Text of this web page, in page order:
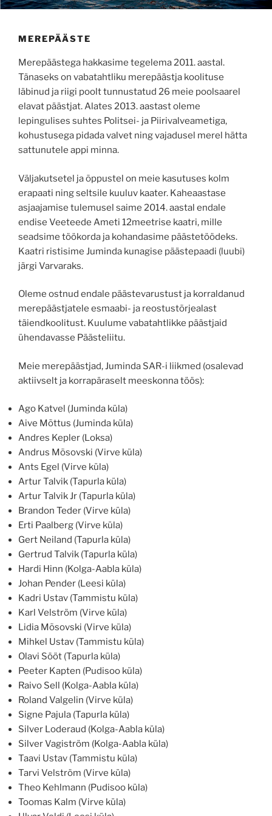
MEREPÄÄSTE
Merepäästega hakkasime tegelema 2011. aastal.
Tänaseks on vabatahtliku merepäästja koolituse
läbinud ja riigi poolt tunnustatud 26 meie poolsaarel
elavat päästjat. Alates 2013. aastast oleme
lepingulises suhtes Politsei- ja Piirivalveametiga,
kohustusega pidada valvet ning vajadusel merel hätta
sattunutele appi minna.
Väljakutsetel ja õppustel on meie kasutuses kolm
erapaati ning seltsile kuuluv kaater. Kaheaastase
asjaajamise tulemusel saime 2014. aastal endale
endise Veeteede Ameti 12meetrise kaatri, mille
seadsime töökorda ja kohandasime päästetöödeks.
Kaatri ristisime Juminda kunagise päästepaadi (luubi)
järgi Varvaraks.
Oleme ostnud endale päästevarustust ja korraldanud
merepäästjatele esmaabi- ja reostustõrjealast
täiendkoolitust. Kuulume vabatahtlikke päästjaid
ühendavasse Päästeliitu.
Meie merepäästjad, Juminda SAR-i liikmed (osalevad
aktiivselt ja korrapäraselt meeskonna töös):
Ago Katvel (Juminda küla)
Aive Mõttus (Juminda küla)
Andres Kepler (Loksa)
Andrus Mõsovski (Virve küla)
Ants Egel (Virve küla)
Artur Talvik (Tapurla küla)
Artur Talvik Jr (Tapurla küla)
Brandon Teder (Virve küla)
Erti Paalberg (Virve küla)
Gert Neiland (Tapurla küla)
Gertrud Talvik (Tapurla küla)
Hardi Hinn (Kolga-Aabla küla)
Johan Pender (Leesi küla)
Kadri Ustav (Tammistu küla)
Karl Velström (Virve küla)
Lidia Mõsovski (Virve küla)
Mihkel Ustav (Tammistu küla)
Olavi Sööt (Tapurla küla)
Peeter Kapten (Pudisoo küla)
Raivo Sell (Kolga-Aabla küla)
Roland Valgelin (Virve küla)
Signe Pajula (Tapurla küla)
Silver Loderaud (Kolga-Aabla küla)
Silver Vagiström (Kolga-Aabla küla)
Taavi Ustav (Tammistu küla)
Tarvi Velström (Virve küla)
Theo Kehlmann (Pudisoo küla)
Toomas Kalm (Virve küla)